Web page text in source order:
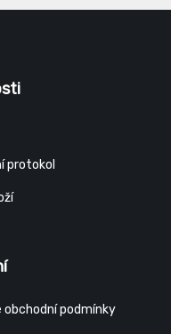
protokol
obchodní podmínky